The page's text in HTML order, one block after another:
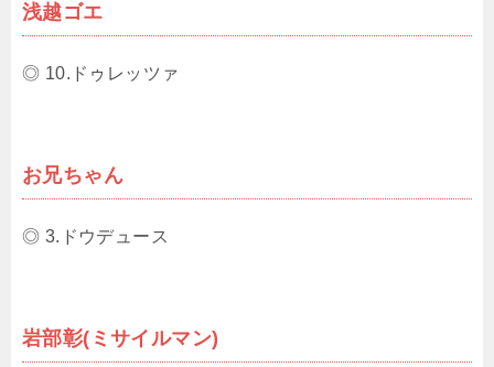
浅越ゴエ
◎ 10.ドゥレッツァ
お兄ちゃん
◎ 3.ドウデュース
岩部彰(ミサイルマン)